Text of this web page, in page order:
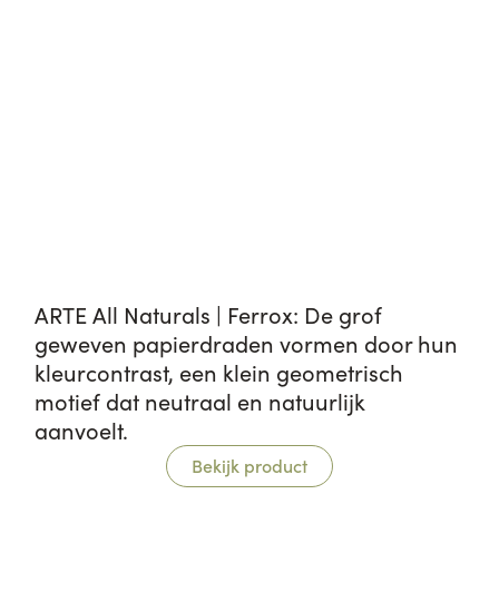
ARTE All Naturals | Ferrox: De grof
geweven papierdraden vormen door hun
kleurcontrast, een klein geometrisch
motief dat neutraal en natuurlijk
aanvoelt.
Bekijk product